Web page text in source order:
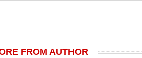
FROM AUTHOR